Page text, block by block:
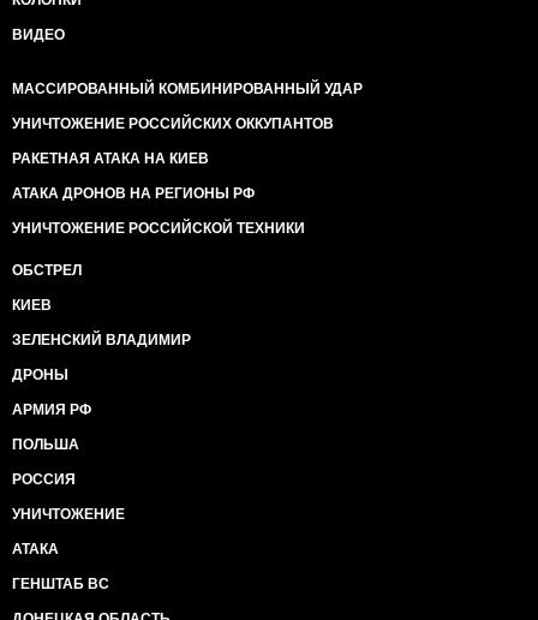
ВИДЕО
МАССИРОВАННЫЙ КОМБИНИРОВАННЫЙ УДАР
УНИЧТОЖЕНИЕ РОССИЙСКИХ ОККУПАНТОВ
РАКЕТНАЯ АТАКА НА КИЕВ
АТАКА ДРОНОВ НА РЕГИОНЫ РФ
УНИЧТОЖЕНИЕ РОССИЙСКОЙ ТЕХНИКИ
ОБСТРЕЛ
КИЕВ
ЗЕЛЕНСКИЙ ВЛАДИМИР
ДРОНЫ
АРМИЯ РФ
ПОЛЬША
РОССИЯ
УНИЧТОЖЕНИЕ
АТАКА
ГЕНШТАБ ВС